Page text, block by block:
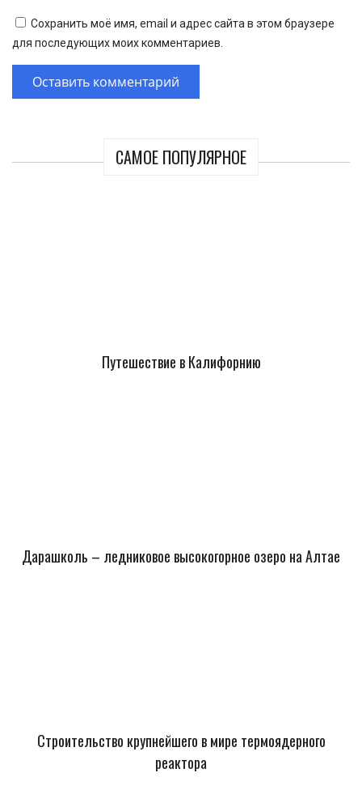
САМОЕ ПОПУЛЯРНОЕ
Путешествие в Калифорнию
Дарашколь – ледниковое высокогорное озеро на Алтае
Строительство крупнейшего в мире термоядерного
реактора
Сохранить моё имя, email и адрес сайта в этом браузере
для последующих моих комментариев.